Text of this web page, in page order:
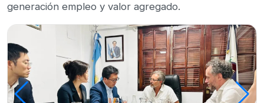
generación empleo y valor agregado.